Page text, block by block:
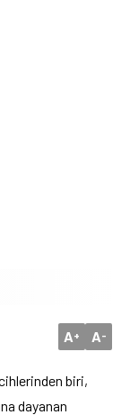
A+ A-
biri,
dayanan